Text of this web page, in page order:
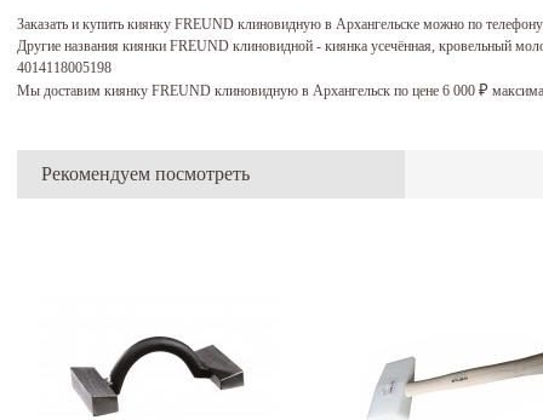
Заказать и купить киянку FREUND клиновидную в Архангельске можно по
Другие названия киянки FREUND клиновидной - киянка усечённая, кровельный
4014118005198
Мы доставим киянку FREUND клиновидную в Архангельск по цене 6 000 ₽
Рекомендуем посмотреть